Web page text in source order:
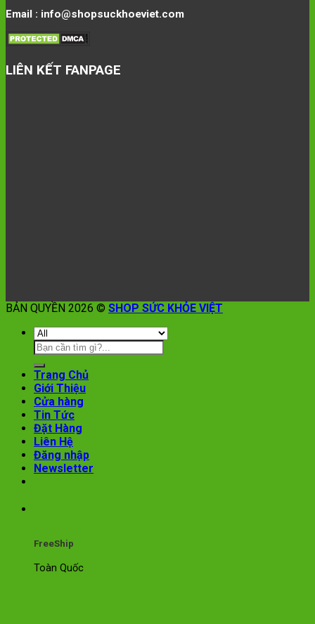
Email : info@shopsuckhoeviet.com
LIÊN KẾT FANPAGE
BẢN QUYỀN 2026 © SHOP SỨC KHỎE VIỆT
Trang Chủ
Giới Thiệu
Cửa hàng
Tin Tức
Đặt Hàng
Liên Hệ
Đăng nhập
Newsletter
FreeShip
Toàn Quốc